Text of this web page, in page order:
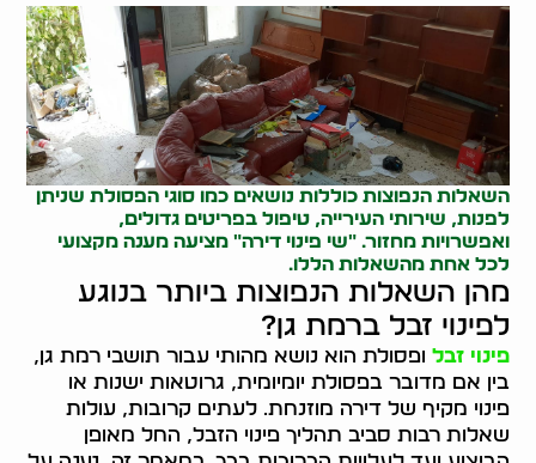
השאלות הנפוצות כוללות נושאים כמו סוגי הפסולת שניתן
לפנות, שירותי העירייה, טיפול בפריטים גדולים,
ואפשרויות מחזור. "שי פינוי דירה" מציעה מענה מקצועי
לכל אחת מהשאלות הללו.
מהן השאלות הנפוצות ביותר בנוגע
לפינוי זבל ברמת גן?
פינוי זבל ופסולת הוא נושא מהותי עבור תושבי רמת גן,
בין אם מדובר בפסולת יומיומית, גרוטאות ישנות או
פינוי מקיף של דירה מוזנחת. לעתים קרובות, עולות
שאלות רבות סביב תהליך פינוי הזבל, החל מאופן